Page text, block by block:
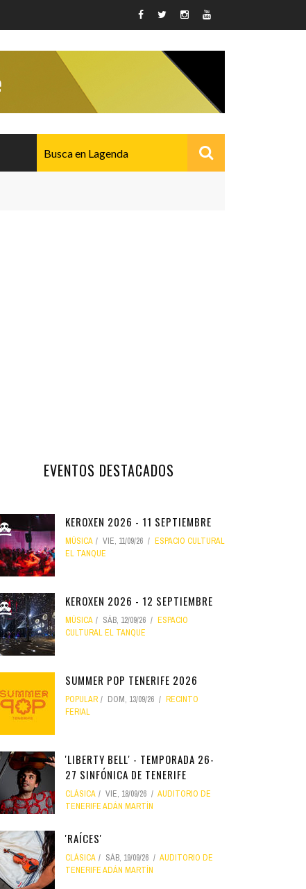
EVENTOS DESTACADOS
KEROXEN 2026 - 11 SEPTIEMBRE
MÚSICA VIE, 11/09/26
ESPACIO CULTURAL
EL TANQUE
KEROXEN 2026 - 12 SEPTIEMBRE
MÚSICA SÁB, 12/09/26
ESPACIO
CULTURAL EL TANQUE
SUMMER POP TENERIFE 2026
POPULAR DOM, 13/09/26
RECINTO
FERIAL
'LIBERTY BELL' - TEMPORADA 26-
27 SINFÓNICA DE TENERIFE
CLÁSICA VIE, 18/09/26
AUDITORIO DE
TENERIFE ADÁN MARTÍN
'RAÍCES'
CLÁSICA SÁB, 19/09/26
AUDITORIO DE
TENERIFE ADÁN MARTÍN